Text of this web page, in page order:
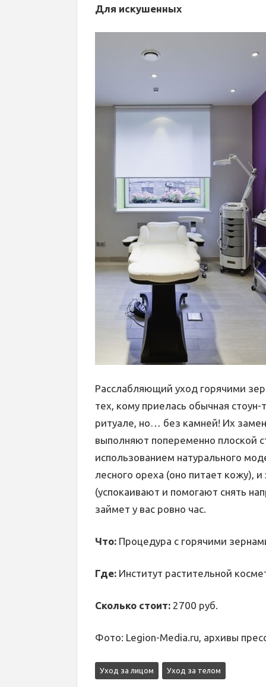
Для искушенных
Расслабляющий уход горячими
тех, кому приелась обычная
ритуале, но… без камней! Их
выполняют попеременно плоской
использованием натурального
лесного ореха (оно питает кожу),
(успокаивают и помогают снять
займет у вас ровно час.
Что: Процедура с горячими
Где: Институт растительной
Сколько стоит: 2700 руб.
Фото: Legion-Media.ru, архивы
Уход за лицом Уход за телом